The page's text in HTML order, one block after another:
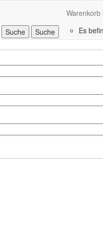
Suche
Warenkorb
Es